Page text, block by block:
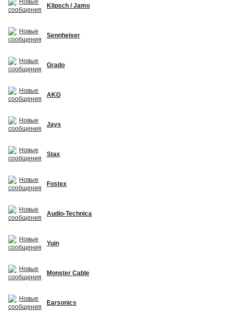
Klipsch / Jamo
Sennheiser
Grado
AKG
Jays
Stax
Fostex
Audio-Technica
Yuin
Monster Cable
Earsonics